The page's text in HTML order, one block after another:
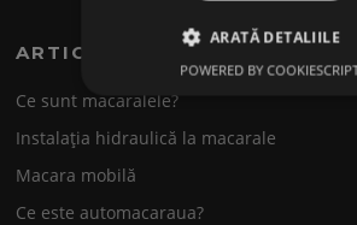
ARTICOLE
Ce sunt macaralele?
Instalația hidraulică la macarale
Macara mobilă
Ce este automacaraua?
ARATĂ DETALIILE
POWERED BY